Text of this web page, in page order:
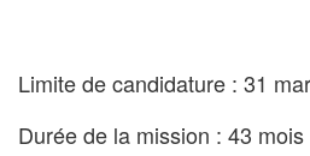
Limite de candidature : 31
Durée de la mission : 43 mois